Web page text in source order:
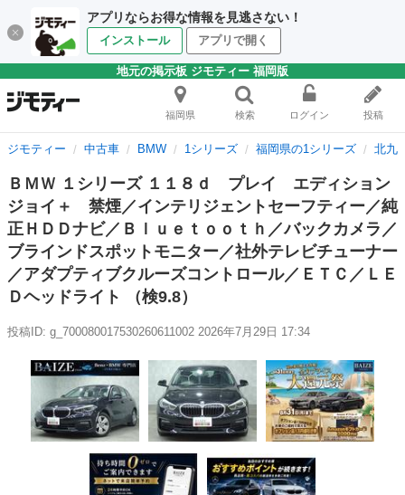
アプリならお得な情報を見逃さない！
インストール アプリで開く
地元の掲示板 ジモティー 福岡版
福岡県 検索 ログイン 投稿
ジモティー 中古車 BMW 1シリーズ 福岡県の1シリーズ 北九
ＢＭＷ １シリーズ １１８ｄ プレイ エディション
ジョイ＋ 禁煙／インテリジェントセーフティー／純
正ＨＤＤナビ／Ｂｌｕｅｔｏｏｔｈ／バックカメラ／
ブラインドスポットモニター／社外テレビチューナー
／アダプティブクルーズコントロール／ＥＴＣ／ＬＥ
Ｄヘッドライト （検9.8）
投稿ID: g_700080017530260611002 2026年7月29日 17:34